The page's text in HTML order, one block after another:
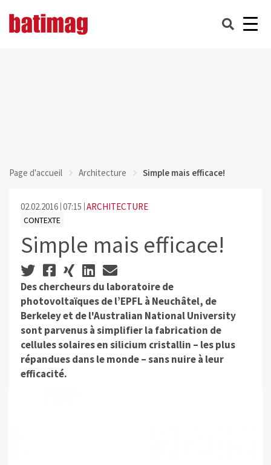
Page d'accueil Architecture Simple mais efficace!
02.02.2016 07:15 ARCHITECTURE
CONTEXTE
Simple mais efficace!
Des chercheurs du laboratoire de
photovoltaïques de l’EPFL à Neuchâtel, de
Berkeley et de l'Australian National University
sont parvenus à simplifier la fabrication de
cellules solaires en silicium cristallin – les plus
répandues dans le monde – sans nuire à leur
efficacité.